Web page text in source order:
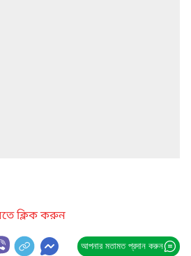
ক্লিক করুন
আপনার মতামত প্রদান করুন